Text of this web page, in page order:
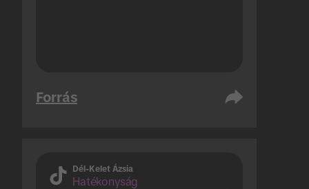
Forrás
Dél-Kelet Ázsia
Hatékonyság